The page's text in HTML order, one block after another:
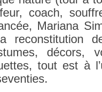
coach,
Mariana
re­constitu­tion
décors,
tout est à